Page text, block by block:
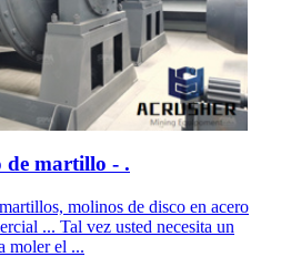
de martillo - .
molinos de disco en acero
... Tal vez usted necesita un
moler el ...